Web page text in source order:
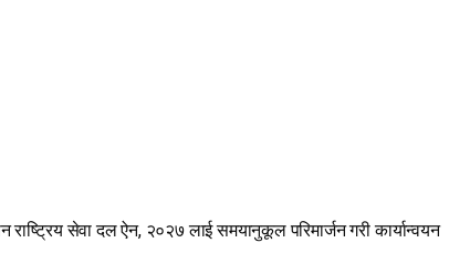
सेवा दल ऐन, २०२७ लाई समयानुकूल परिमार्जन गरी कार्यान्वयन